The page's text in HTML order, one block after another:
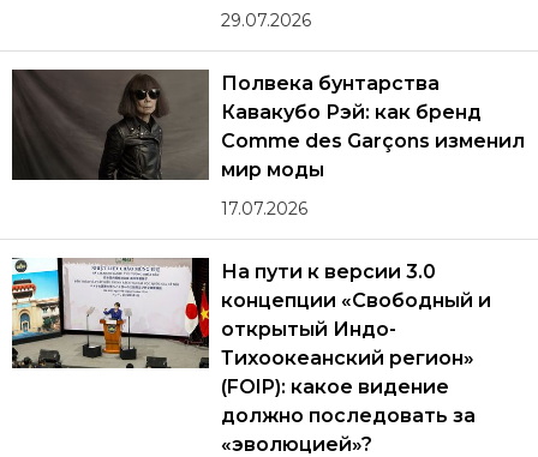
29.07.2026
Полвека бунтарства
Кавакубо Рэй: как бренд
Comme des Garçons изменил
мир моды
17.07.2026
На пути к версии 3.0
концепции «Свободный и
открытый Индо-
Тихоокеанский регион»
(FOIP): какое видение
должно последовать за
«эволюцией»?